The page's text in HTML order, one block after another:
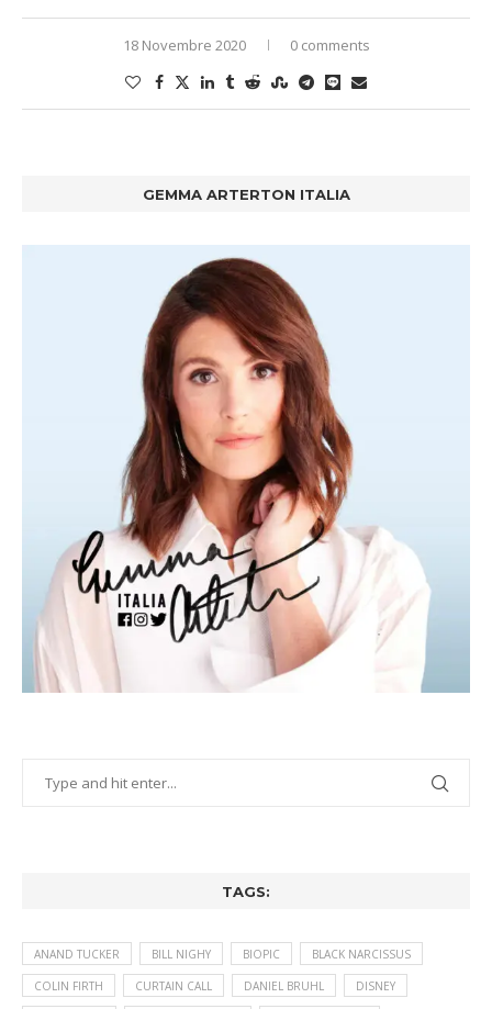
18 Novembre 2020 0 comments
GEMMA ARTERTON ITALIA
TAGS:
ANAND TUCKER BILL NIGHY BIOPIC BLACK NARCISSUS
COLIN FIRTH CURTAIN CALL DANIEL BRUHL DISNEY